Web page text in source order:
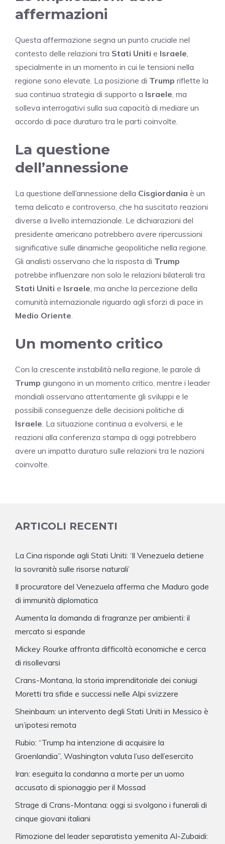
affermazioni
Questa affermazione segna un punto cruciale nel
contesto delle relazioni tra Stati Uniti e Israele
specialmente in un momento in cui le tensioni nella
regione sono elevate. La posizione di Trump riflette la
sua continua strategia di supporto a Israele , ma
solleva interrogativi sulla sua capacità di mediare un
accordo di pace duraturo tra le parti coinvolte.
La questione
dell’annessione
La questione dell’annessione della Cisgiordania è un
tema delicato e controverso, che ha suscitato reazioni
diverse a livello internazionale. Le dichiarazioni del
presidente americano potrebbero avere ripercussioni
significative sulle dinamiche geopolitiche nella regione.
Gli analisti osservano che la risposta di Trump
potrebbe influenzare non solo le relazioni bilaterali tra
Stati Uniti e Israele , ma anche la percezione della
comunità internazionale riguardo agli sforzi di pace in
Medio Oriente
Un momento critico
Con la crescente instabilità nella regione, le parole di
Trump giungono in un momento critico, mentre i leader
mondiali osservano attentamente gli sviluppi e le
possibili conseguenze delle decisioni politiche di
Israele . La situazione continua a evolversi, e le
reazioni alla conferenza stampa di oggi potrebbero
avere un impatto duraturo sulle relazioni tra le nazioni
coinvolte.
ARTICOLI RECENTI
La Cina risponde agli Stati Uniti: ‘Il Venezuela detiene
la sovranità sulle risorse naturali’
Il procuratore del Venezuela afferma che Maduro gode
di immunità diplomatica
Aumenta la domanda di fragranze per ambienti: il
mercato si espande
Mickey Rourke affronta difficoltà economiche e cerca
di risollevarsi
Crans-Montana, la storia imprenditoriale dei coniugi
Moretti tra sfide e successi nelle Alpi svizzere
Sheinbaum: un intervento degli Stati Uniti in Messico è
un’ipotesi remota
Rubio: “Trump ha intenzione di acquisire la
Groenlandia”, Washington valuta l’uso dell’esercito
Iran: eseguita la condanna a morte per un uomo
accusato di spionaggio per il Mossad
Strage di Crans-Montana: oggi si svolgono i funerali di
cinque giovani italiani
Rimozione del leader separatista yemenita Al-Zubaidi: